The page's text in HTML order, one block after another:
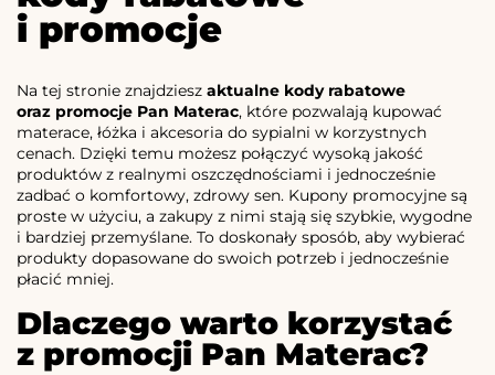
i promocje
Na tej stronie znajdziesz aktualne kody rabatowe
oraz promocje Pan Materac, które pozwalają kupować
materace, łóżka i akcesoria do sypialni w korzystnych
cenach. Dzięki temu możesz połączyć wysoką jakość
produktów z realnymi oszczędnościami i jednocześnie
zadbać o komfortowy, zdrowy sen. Kupony promocyjne są
proste w użyciu, a zakupy z nimi stają się szybkie, wygodne
i bardziej przemyślane. To doskonały sposób, aby wybierać
produkty dopasowane do swoich potrzeb i jednocześnie
płacić mniej.
Dlaczego warto korzystać
z promocji Pan Materac?